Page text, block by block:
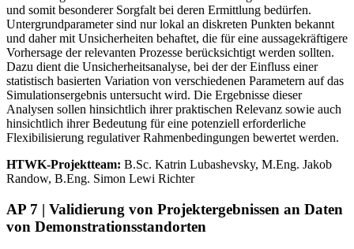
und somit besonderer Sorgfalt bei deren Ermittlung bedürfen.
Untergrundparameter sind nur lokal an diskreten Punkten bekannt
und daher mit Unsicherheiten behaftet, die für eine aussagekräftigere
Vorhersage der relevanten Prozesse berücksichtigt werden sollten.
Dazu dient die Unsicherheitsanalyse, bei der der Einfluss einer
statistisch basierten Variation von verschiedenen Parametern auf das
Simulationsergebnis untersucht wird. Die Ergebnisse dieser
Analysen sollen hinsichtlich ihrer praktischen Relevanz sowie auch
hinsichtlich ihrer Bedeutung für eine potenziell erforderliche
Flexibilisierung regulativer Rahmenbedingungen bewertet werden.
HTWK-Projektteam: B.Sc. Katrin Lubashevsky, M.Eng. Jakob
Randow, B.Eng. Simon Lewi Richter
AP 7 | Validierung von Projektergebnissen an Daten
von Demonstrationsstandorten